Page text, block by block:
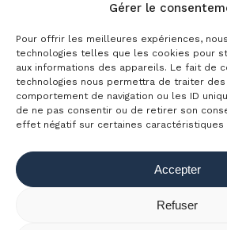
Gérer le
Pour offrir les meilleures expériences,
technologies telles que les cookies pour
aux informations des appareils. Le fait de
technologies nous permettra de traiter
comportement de navigation ou les ID
de ne pas consentir ou de retirer son
effet négatif sur certaines caractéristiques
Accepter
Refuser
À propos Conseil
Work & the City
Politique de
Mentions légales